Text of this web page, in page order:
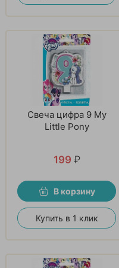
Свеча цифра 9 My
Little Pony
199 ₽
В корзину
Купить в 1 клик